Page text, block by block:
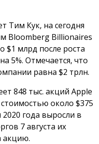
Тим Кук, на сегодня
Bloomberg Billionaires
$1 млрд после роста
5%. Отмечается, что
равна $2 трлн.
848 тыс. акций Apple
около $375
года выросли в
7 августа их
акцию.